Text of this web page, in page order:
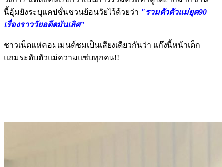
นี้อุ้มยังระบุแคปชั่นชวนย้อนวัยไว้ด้วยว่า "รวมตัวตัวแม่ยุค90
เรื่องราววัยอดีตมันเลิศ"
ชาวเน็ตแห่คอมเมนต์ชมเป็นเสียงเดียวกันว่า แก๊งนี้หน้าเด็ก
แถมระดับตัวแม่ความแซ่บทุกคน!!